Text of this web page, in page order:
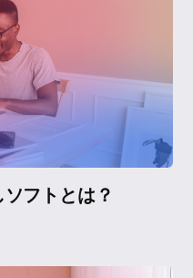
フトとは？